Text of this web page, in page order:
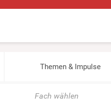
Themen & Impulse
Fach wählen